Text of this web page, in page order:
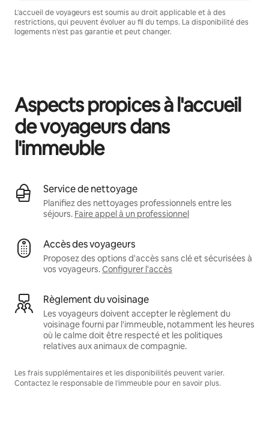
L'accueil de voyageurs est soumis au droit applicable et à des
restrictions, qui peuvent évoluer au fil du temps. La disponibilité des
logements n'est pas garantie et peut changer.
Aspects propices à l'accueil
de voyageurs dans
l'immeuble
Service de nettoyage
Planifiez des nettoyages professionnels entre les
séjours. Faire appel à un professionnel
Accès des voyageurs
Proposez des options d'accès sans clé et sécurisées à
vos voyageurs.Configurer l'accès
Règlement du voisinage
Les voyageurs doivent accepter le règlement du
voisinage fourni par l'immeuble, notamment les heures
où le calme doit être respecté et les politiques
relatives aux animaux de compagnie.
Les frais supplémentaires et les disponibilités peuvent varier.
Contactez le responsable de l'immeuble pour en savoir plus.